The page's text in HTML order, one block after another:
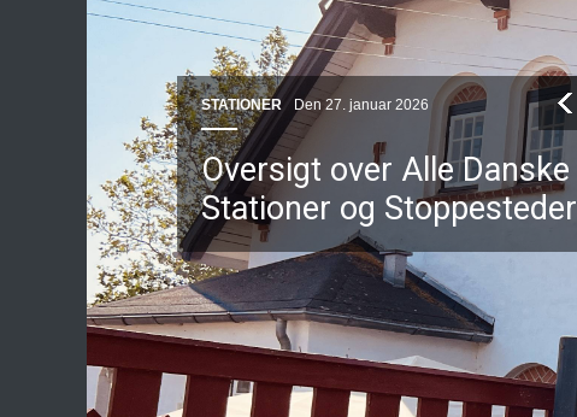
STATIONER Den 27. januar 2026
Oversigt over Alle Danske
Stationer og Stoppesteder